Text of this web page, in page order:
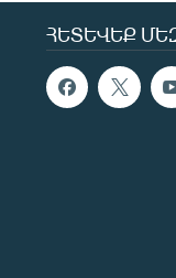
ՀԵՏԵՎԵՔ